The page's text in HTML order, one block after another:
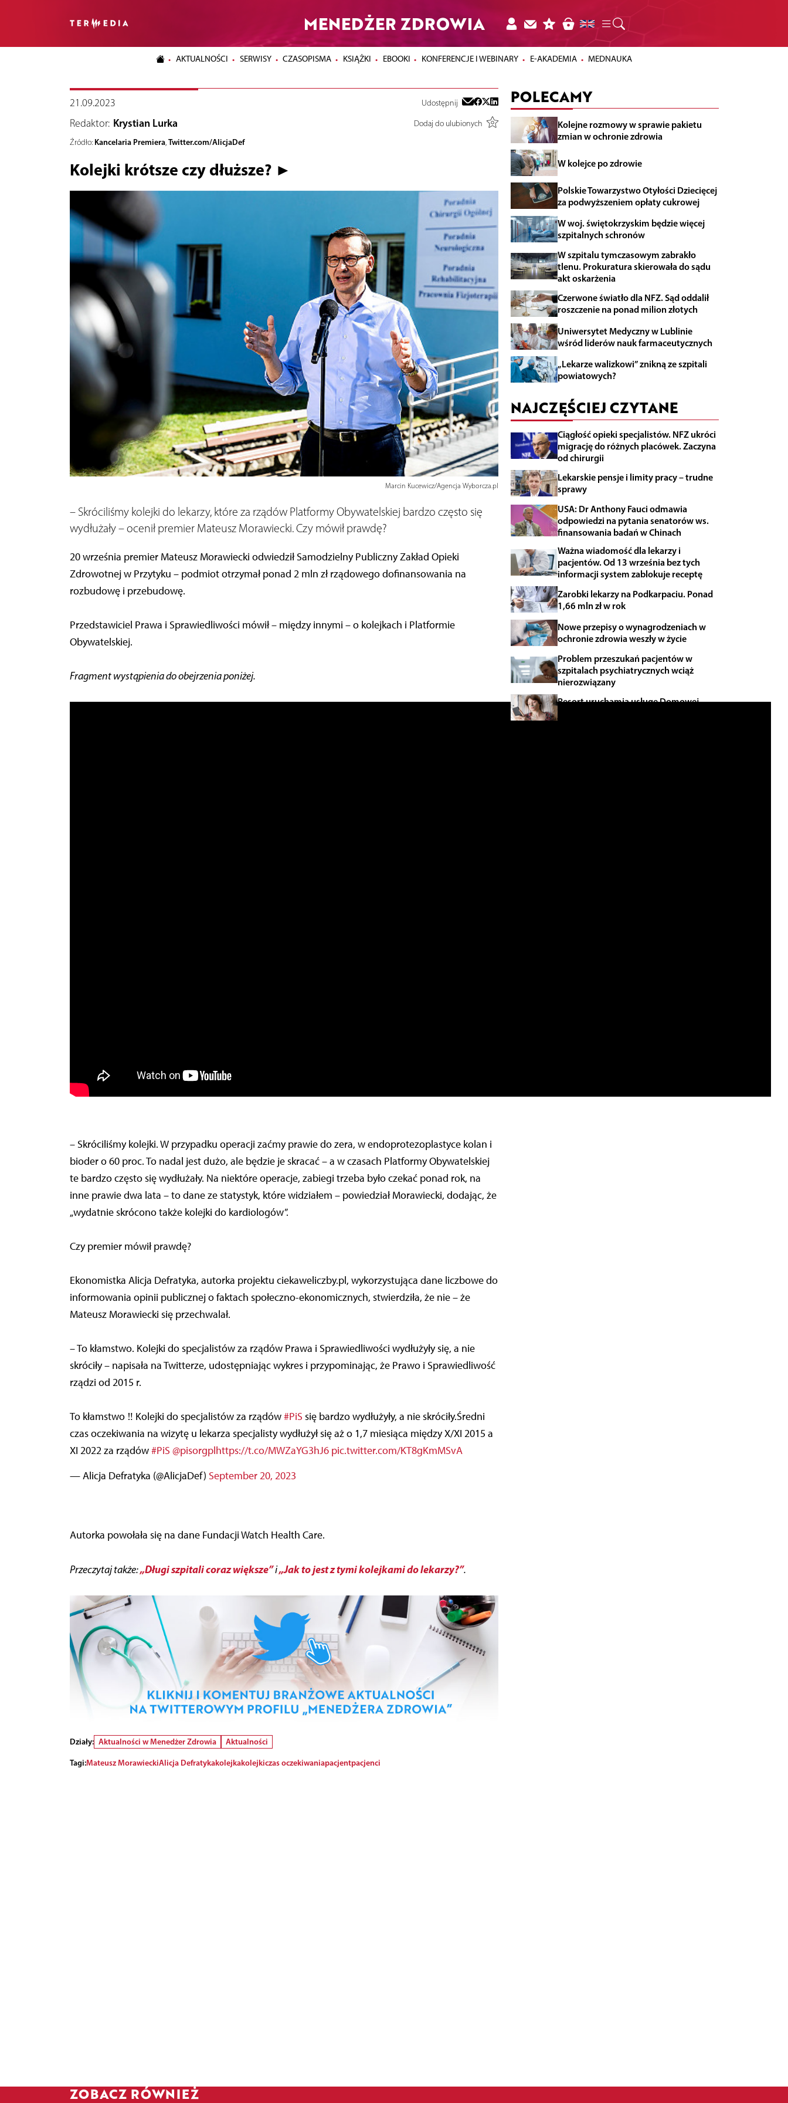
MENEDŻER ZDROWIA
AKTUALNOŚCI SERWISY CZASOPISMA KSIĄŻKI EBOOKI KONFERENCJE I WEBINARY E-AKADEMIA MEDNAUKA
21.09.2023 Udostępnij
Redaktor: Krystian Lurka
Dodaj do ulubionych
Źródło: Kancelaria Premiera,Twitter.com/AlicjaDef
Kolejki krótsze czy dłuższe? ►
Marcin Kucewicz/Agencja Wyborcza.pl
– Skróciliśmy kolejki do lekarzy, które za rządów Platformy Obywatelskiej bardzo często się
wydłużały – ocenił premier Mateusz Morawiecki. Czy mówił prawdę?
20 września premier Mateusz Morawiecki odwiedził Samodzielny Publiczny Zakład Opieki
Zdrowotnej w Przytyku – podmiot otrzymał ponad 2 mln zł rządowego dofinansowania na
rozbudowę i przebudowę.
Przedstawiciel Prawa i Sprawiedliwości mówił – między innymi – o kolejkach i Platformie
Obywatelskiej.
Fragment wystąpienia do obejrzenia poniżej.
– Skróciliśmy kolejki. W przypadku operacji zaćmy prawie do zera, w endoprotezoplastyce kolan i
bioder o 60 proc. To nadal jest dużo, ale będzie je skracać – a w czasach Platformy Obywatelskiej
te bardzo często się wydłużały. Na niektóre operacje, zabiegi trzeba było czekać ponad rok, na
inne prawie dwa lata – to dane ze statystyk, które widziałem – powiedział Morawiecki, dodając, że
„wydatnie skrócono także kolejki do kardiologów”.
Czy premier mówił prawdę?
Ekonomistka Alicja Defratyka, autorka projektu ciekaweliczby.pl, wykorzystująca dane liczbowe do
informowania opinii publicznej o faktach społeczno-ekonomicznych, stwierdziła, że nie – że
Mateusz Morawiecki się przechwalał.
– To kłamstwo. Kolejki do specjalistów za rządów Prawa i Sprawiedliwości wydłużyły się, a nie
skróciły – napisała na Twitterze, udostępniając wykres i przypominając, że Prawo i Sprawiedliwość
rządzi od 2015 r.
To kłamstwo ‼ Kolejki do specjalistów za rządów#PiS się bardzo wydłużyły, a nie skróciły.Średni
czas oczekiwania na wizytę u lekarza specjalisty wydłużył się aż o 1,7 miesiąca między X/XI 2015 a
XI 2022 za rządów#PiS @pisorgplhttps://t.co/MWZaYG3hJ6 pic.twitter.com/KT8gKmMSvA
— Alicja Defratyka (@AlicjaDef) September 20, 2023
Autorka powołała się na dane Fundacji Watch Health Care.
Przeczytaj także:„Długi szpitali coraz większe”i„Jak to jest z tymi kolejkami do lekarzy?”.
Działy: Aktualności w Menedżer Zdrowia
Aktualności
Tagi:Mateusz MorawieckiAlicja Defratykakolejkakolejkiczas oczekiwaniapacjentpacjenci
POLECAMY
Kolejne rozmowy w sprawie pakietu
zmian w ochronie zdrowia
W kolejce po zdrowie
Polskie Towarzystwo Otyłości Dziecięcej
za podwyższeniem opłaty cukrowej
W woj. świętokrzyskim będzie więcej
szpitalnych schronów
W szpitalu tymczasowym zabrakło
tlenu. Prokuratura skierowała do sądu
akt oskarżenia
Czerwone światło dla NFZ. Sąd oddalił
roszczenie na ponad milion złotych
Uniwersytet Medyczny w Lublinie
wśród liderów nauk farmaceutycznych
„Lekarze walizkowi” znikną ze szpitali
powiatowych?
NAJCZĘŚCIEJ CZYTANE
Ciągłość opieki specjalistów. NFZ ukróci
migrację do różnych placówek. Zaczyna
od chirurgii
Lekarskie pensje i limity pracy – trudne
sprawy
USA: Dr Anthony Fauci odmawia
odpowiedzi na pytania senatorów ws.
finansowania badań w Chinach
Ważna wiadomość dla lekarzy i
pacjentów. Od 13 września bez tych
informacji system zablokuje receptę
Zarobki lekarzy na Podkarpaciu. Ponad
1,66 mln zł w rok
Nowe przepisy o wynagrodzeniach w
ochronie zdrowia weszły w życie
Problem przeszukań pacjentów w
szpitalach psychiatrycznych wciąż
nierozwiązany
Resort uruchamia usługę Domowej
ZOBACZ RÓWNIEŻ